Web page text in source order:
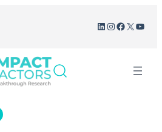
LinkedIn
Instagram
Facebook
X